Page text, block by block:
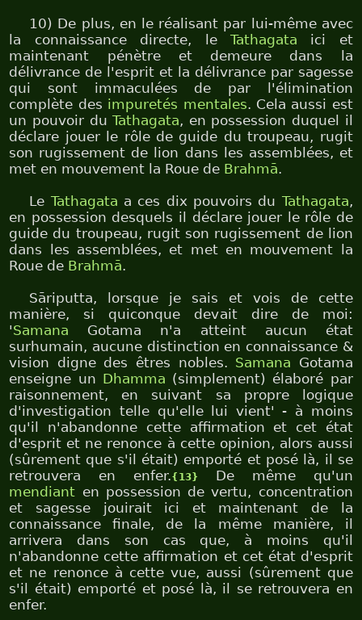
10) De plus, en le réalisant par lui-même avec
la connaissance directe, le Tathagata ici et
maintenant pénètre et demeure dans la
délivrance de l'esprit et la délivrance par sagesse
qui sont immaculées de par l'élimination
complète des impuretés mentales. Cela aussi est
un pouvoir duTathagata, en possession duquel il
déclare jouer le rôle de guide du troupeau, rugit
son rugissement de lion dans les assemblées, et
met en mouvement la Roue de Brahmā.
Le Tathagata a ces dix pouvoirs du Tathagata,
en possession desquels il déclare jouer le rôle de
guide du troupeau, rugit son rugissement de lion
dans les assemblées, et met en mouvement la
Roue de Brahmā.
Sāriputta, lorsque je sais et vois de cette
manière, si quiconque devait dire de moi:
'Samana Gotama n'a atteint aucun état
surhumain, aucune distinction en connaissance &
vision digne des êtres nobles. Samana Gotama
enseigne un Dhamma (simplement) élaboré par
raisonnement, en suivant sa propre logique
d'investigation telle qu'elle lui vient' - à moins
qu'il n'abandonne cette affirmation et cet état
d'esprit et ne renonce à cette opinion, alors aussi
(sûrement que s'il était) emporté et posé là, il se
retrouvera en enfer.{13}
De même qu'un
mendiant en possession de vertu, concentration
et sagesse jouirait ici et maintenant de la
connaissance finale, de la même manière, il
arrivera dans son cas que, à moins qu'il
n'abandonne cette affirmation et cet état d'esprit
et ne renonce à cette vue, aussi (sûrement que
s'il était) emporté et posé là, il se retrouvera en
enfer.